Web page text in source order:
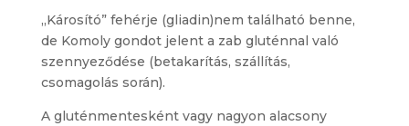
„Károsító” fehérje (gliadin)nem található benne,
de Komoly gondot jelent a zab gluténnal való
szennyeződése (betakarítás, szállítás,
csomagolás során).
A gluténmentesként vagy nagyon alacsony